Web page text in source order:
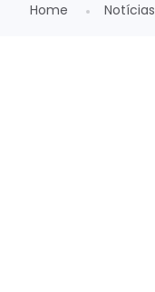
Home Notícias